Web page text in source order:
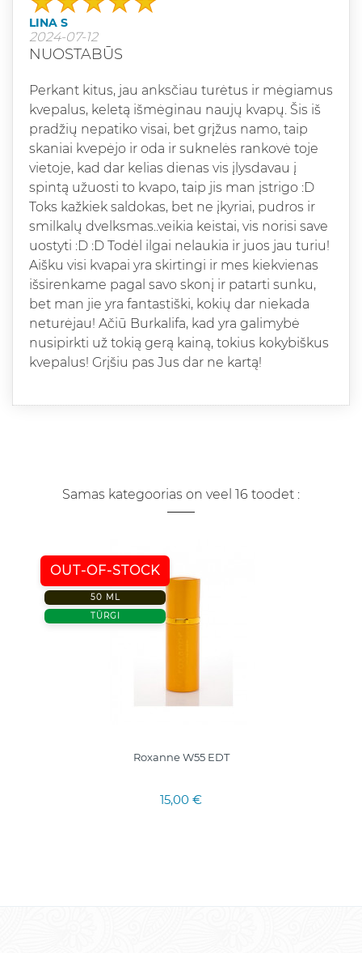
LINA S
2024-07-12
NUOSTABŪS
Perkant kitus, jau anksčiau turėtus ir mėgiamus
kvepalus, keletą išmėginau naujų kvapų. Šis iš
pradžių nepatiko visai, bet grįžus namo, taip
skaniai kvepėjo ir oda ir suknelės rankovė toje
vietoje, kad dar kelias dienas vis įlysdavau į
spintą užuosti to kvapo, taip jis man įstrigo :D
Toks kažkiek saldokas, bet ne įkyriai, pudros ir
smilkalų dvelksmas..veikia keistai, vis norisi save
uostyti :D :D Todėl ilgai nelaukia ir juos jau turiu!
Aišku visi kvapai yra skirtingi ir mes kiekvienas
išsirenkame pagal savo skonį ir patarti sunku,
bet man jie yra fantastiški, kokių dar niekada
neturėjau! Ačiū Burkalifa, kad yra galimybė
nusipirkti už tokią gerą kainą, tokius kokybiškus
kvepalus! Grįšiu pas Jus dar ne kartą!
Samas kategoorias on veel 16 toodet :
OUT-OF-STOCK
50 ML
TÜRGI
Roxanne W55 EDT
15,00 €